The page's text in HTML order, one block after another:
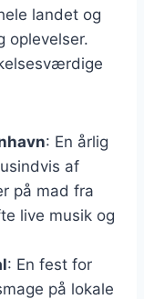
landet og
oplevelser.
: En årlig
af
på mad fra
live musik og
: En fest for
på lokale